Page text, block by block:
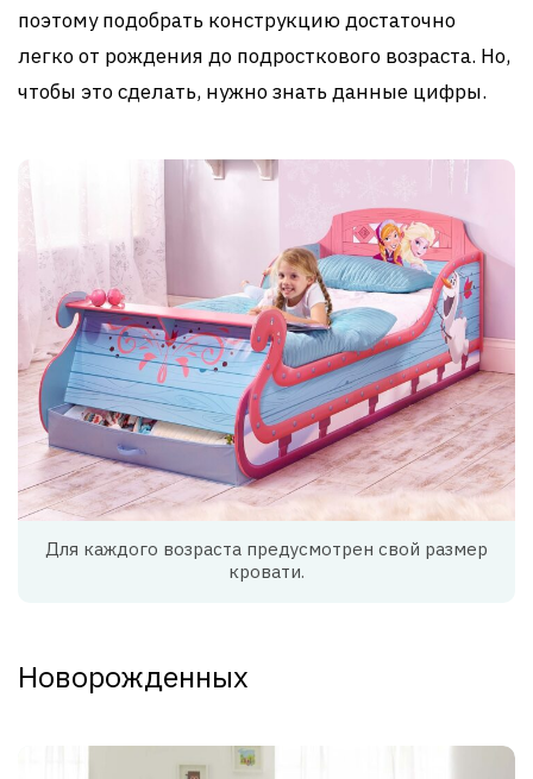
поэтому подобрать конструкцию достаточно
легко от рождения до подросткового возраста. Но,
чтобы это сделать, нужно знать данные цифры.
Для каждого возраста предусмотрен свой размер
кровати.
Новорожденных